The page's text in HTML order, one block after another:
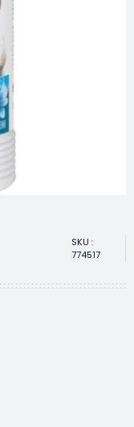
SKU :
774517